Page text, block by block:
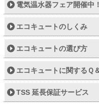
電気温水器フェア開催中！
エコキュートのしくみ
エコキュートの選び方
エコキュートに関するＱ
TSS 延長保証サービス